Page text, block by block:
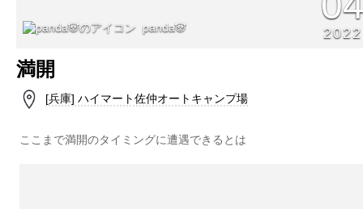
panda🐼 2022
満開
[兵庫] ハイマート佐仲オートキャンプ場
ここまで満開のタイミングに遭遇できるとは